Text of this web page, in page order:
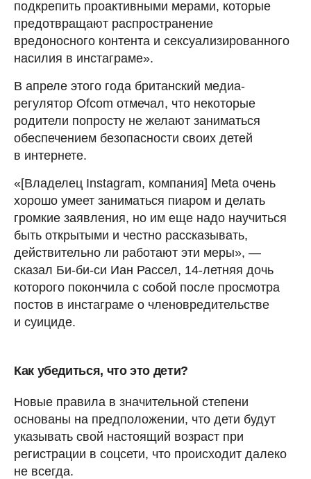
подкрепить проактивными мерами, которые
предотвращают распространение
вредоносного контента и сексуализированного
насилия в инстаграме».
В апреле этого года британский медиа-
регулятор Ofcom отмечал, что некоторые
родители попросту не желают заниматься
обеспечением безопасности своих детей
в интернете.
«[Владелец Instagram, компания] Meta очень
хорошо умеет заниматься пиаром и делать
громкие заявления, но им еще надо научиться
быть открытыми и честно рассказывать,
действительно ли работают эти меры», —
сказал Би-би-си Иан Рассел, 14-летняя дочь
которого покончила с собой после просмотра
постов в инстаграме о членовредительстве
и суициде.
Как убедиться, что это дети?
Новые правила в значительной степени
основаны на предположении, что дети будут
указывать свой настоящий возраст при
регистрации в соцсети, что происходит далеко
не всегда.